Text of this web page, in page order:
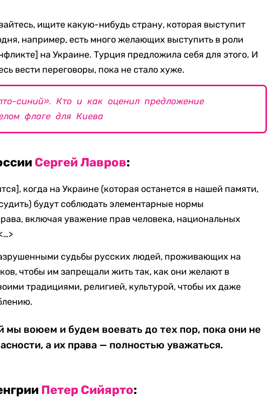
ищите какую-нибудь страну, которая выступит
например, есть много желающих выступить в роли
на Украине. Турция предложила себя для этого. И
вести переговоры, пока не стало хуже.
синий». Кто и как оценил предложение
флаге для Киева
Сергей Лавров:
когда на Украине (которая останется в нашей памяти,
будут соблюдать элементарные нормы
включая уважение прав человека, национальных
судьбы русских людей, проживающих на
чтобы им запрещали жить так, как они желают в
традициями, религией, культурой, чтобы их даже
мы воюем и будем воевать до тех пор, пока они не
а их права — полностью уважаться.
Петер Сийярто: